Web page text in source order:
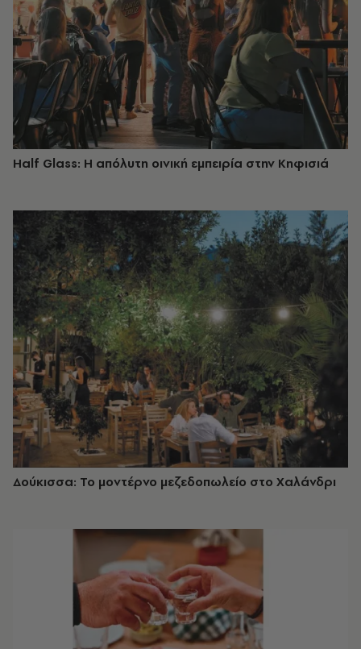
Half Glass: Η απόλυτη οινική εμπειρία στην Κηφισιά
Δούκισσα: Το μοντέρνο μεζεδοπωλείο στο Χαλάνδρι